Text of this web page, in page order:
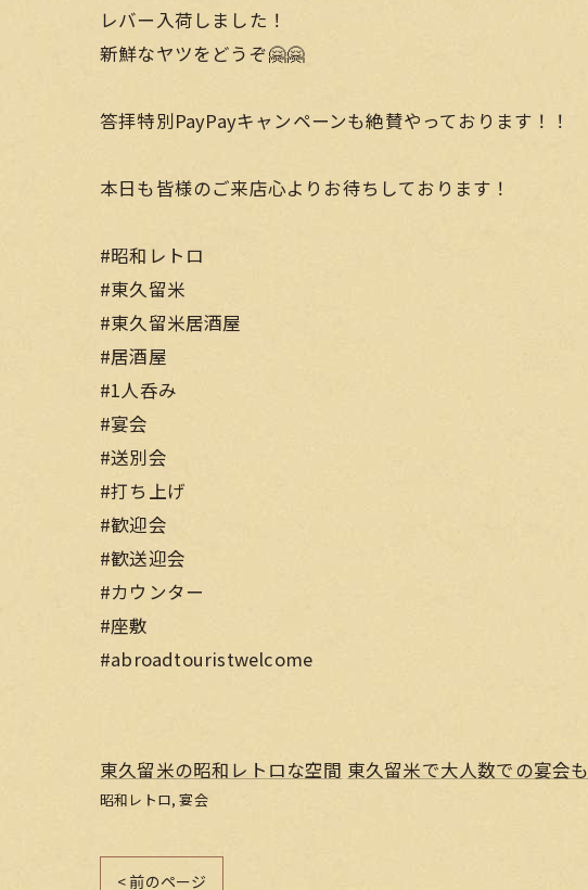
レバー入荷しました！
新鮮なヤツをどうぞ🤗🤗
答拝特別PayPayキャンペーンも絶賛やっております！！
本日も皆様のご来店心よりお待ちしております！
#昭和レトロ
#東久留米
#東久留米居酒屋
#居酒屋
#1人呑み
#宴会
#送別会
#打ち上げ
#歓迎会
#歓送迎会
#カウンター
#座敷
#abroadtouristwelcome
東久留米の昭和レトロな空間 東久留米で大人数での宴会も
昭和レトロ 宴会
< 前のページ